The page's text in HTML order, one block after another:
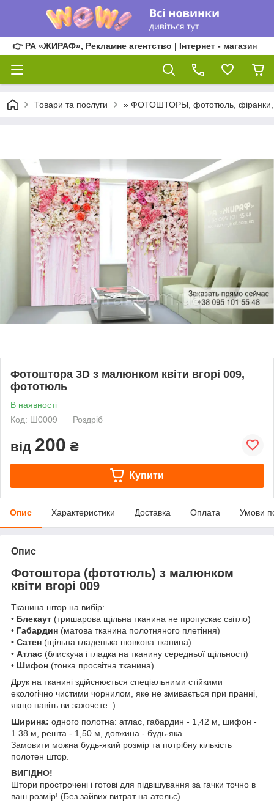
👉 РА «ЖИРАФ», Рекламне агентство | Інтернет - магазин
Товари та послуги » ФОТОШТОРЫ, фототюль, фіранки,
Фотоштора 3D з малюнком квіти вгорі 009,
фототюль
В наявності
Код: Ш0009
Роздріб
від 200 ₴
Купити
Опис Характеристики Доставка Оплата Умови
Опис
Фотоштора (фототюль) з малюнком
квіти вгорі 009
Тканина штор на вибір:
• Блекаут (тришарова щільна тканина не пропускає світло)
• Габардин (матова тканина полотняного плетіння)
• Сатен (щільна гладенька шовкова тканина)
• Атлас (блискуча і гладка на тканину середньої щільності)
• Шифон (тонка просвітна тканина)
Друк на тканині здійснюється спеціальними стійкими
екологічно чистими чорнилом, яке не змивається при пранні,
якщо навіть ви захочете :)
Ширина: одного полотна: атлас, габардин - 1,42 м, шифон -
1.38 м, решта - 1,50 м, довжина - будь-яка.
Замовити можна будь-який розмір та потрібну кількість
полотен штор.
ВИГІДНО!
Штори прострочені і готові для підвішування за гачки точно в
ваш розмір! (Без зайвих витрат на ательє)